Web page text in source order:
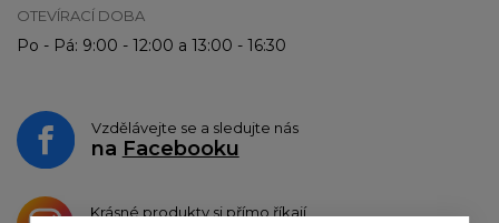
OTEVÍRACÍ DOBA
Po - Pá: 9:00 - 12:00 a 13:00 - 16:30
Vzdělávejte se a sledujte nás
na Facebooku
Krásné produkty si přímo říkají